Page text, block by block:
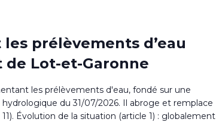
prélèvements d’eau
Lot-et-Garonne
les prélèvements d'eau, fondé sur une
du 31/07/2026. Il abroge et remplace
Évolution de la situation (article 1) : globalement